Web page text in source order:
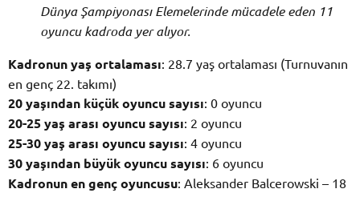
Dünya Şampiyonası Elemelerinde mücadele eden 11
oyuncu kadroda yer alıyor.
Kadronun yaş ortalaması: 28.7 yaş ortalaması (Turnuvanın
en genç 22. takımı)
20 yaşından küçük oyuncu sayısı: 0 oyuncu
20-25 yaş arası oyuncu sayısı: 2 oyuncu
25-30 yaş arası oyuncu sayısı: 4 oyuncu
30 yaşından büyük oyuncu sayısı: 6 oyuncu
Kadronun en genç oyuncusu: Aleksander Balcerowski – 18